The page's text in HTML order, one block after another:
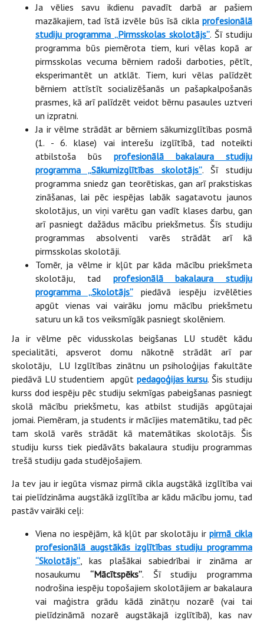
Ja vēlies savu ikdienu pavadīt darbā ar pašiem
mazākajiem, tad īstā izvēle būs īsā cikla profesionālā
studiju programma „Pirmsskolas skolotājs”. Šī studiju
programma būs piemērota tiem, kuri vēlas kopā ar
pirmsskolas vecuma bērniem radoši darboties, pētīt,
eksperimantēt un atklāt. Tiem, kuri vēlas palīdzēt
bērniem attīstīt socializēšanās un pašapkalpošanās
prasmes, kā arī palīdzēt veidot bērnu pasaules uztveri
un izpratni.
Ja ir vēlme strādāt ar bērniem sākumizglītības posmā
(1. - 6. klase) vai interešu izglītībā, tad noteikti
atbilstoša būs profesionālā bakalaura studiju
programma „Sākumizglītības skolotājs”. Šī studiju
programma sniedz gan teorētiskas, gan arī prakstiskas
zināšanas, lai pēc iespējas labāk sagatavotu jaunos
skolotājus, un viņi varētu gan vadīt klases darbu, gan
arī pasniegt dažādus mācību priekšmetus. Šīs studiju
programmas absolventi varēs strādāt arī kā
pirmsskolas skolotāji.
Tomēr, ja vēlme ir kļūt par kāda mācību priekšmeta
skolotāju, tad profesionālā bakalaura studiju
programma „Skolotājs”
piedāvā iespēju izvēlēties
apgūt vienas vai vairāku jomu mācību priekšmetu
saturu un kā tos veiksmīgāk pasniegt skolēniem.
Ja ir vēlme pēc vidusskolas beigšanas LU studēt kādu
specialitāti, apsverot domu nākotnē strādāt arī par
skolotāju, LU Izglītības zinātnu un psiholoģijas fakultāte
piedāvā LU studentiem apgūt pedagoģijas kursu. Šis studiju
kurss dod iespēju pēc studiju sekmīgas pabeigšanas pasniegt
skolā mācību priekšmetu, kas atbilst studijās apgūtajai
jomai. Piemēram, ja students ir mācījies matemātiku, tad pēc
tam skolā varēs strādāt kā matemātikas skolotājs. Šis
studiju kurss tiek piedāvāts bakalaura studiju programmas
trešā studiju gada studējošajiem.
Ja tev jau ir iegūta vismaz pirmā cikla augstākā izglītība vai
tai pielīdzināma augstākā izglītība ar kādu mācību jomu, tad
pastāv vairāki ceļi:
Viena no iespējām, kā kļūt par skolotāju irpirmā cikla
profesionālā augstākās izglītības studiju programma
“Skolotājs”, kas plašākai sabiedrībai ir zināma ar
nosaukumu “Mācītspēks”. Šī studiju programma
nodrošina iespēju topošajiem skolotājiem ar bakalaura
vai maģistra grādu kādā zinātņu nozarē (vai tai
pielīdzināmā nozarē augstākajā izglītībā), kas nav